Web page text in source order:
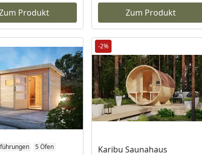
Produkt Zum Produkt
5 Öfen
-2%
Karibu Saunahaus